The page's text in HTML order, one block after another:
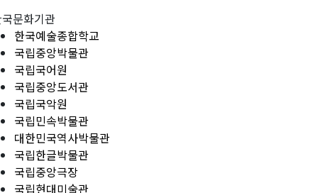
문화기관
한국예술종합학교
국립중앙박물관
국립국어원
국립중앙도서관
국립국악원
국립민속박물관
대한민국역사박물관
국립한글박물관
국립중앙극장
국립현대미술관